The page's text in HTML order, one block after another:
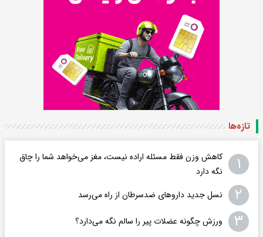
تازه‌ها
۱
کاهش وزن فقط مسئله اراده نیست، مغز می‌خواهد شما را چاق
نگه دارد
۲ نسل جدید داروهای ضدسرطان از راه می‌رسد
۳ ورزش چگونه عضلات پیر را سالم نگه می‌دارد؟